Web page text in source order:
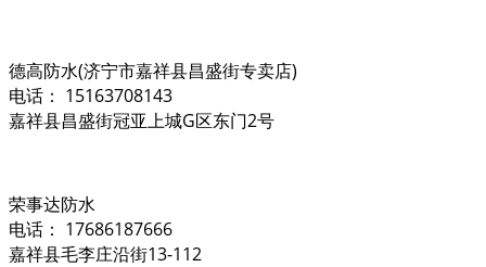
德高防水(济宁市嘉祥县昌盛街专卖店)
电话： 15163708143
嘉祥县昌盛街冠亚上城G区东门2号
荣事达防水
电话： 17686187666
嘉祥县毛李庄沿街13-112